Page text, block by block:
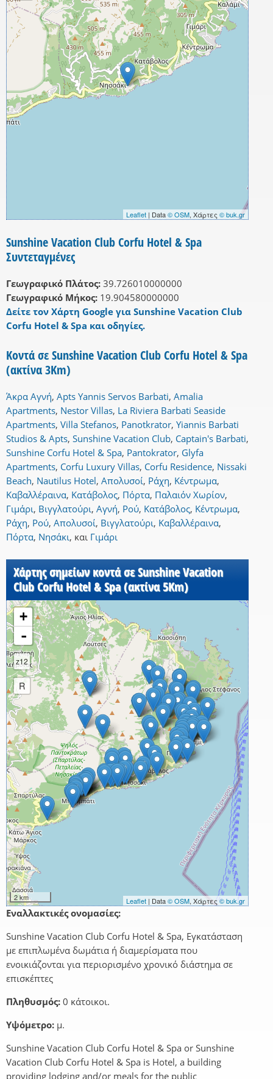
Leaflet | Data© OSM, Χάρτες © buk.gr
Sunshine Vacation Club Corfu Hotel & Spa
Συντεταγμένες
Γεωγραφικό Πλάτος: 39.726010000000
Γεωγραφικό Μήκος: 19.904580000000
Δείτε τον Χάρτη Google για Sunshine Vacation Club
Corfu Hotel & Spa και οδηγίες.
Κοντά σε Sunshine Vacation Club Corfu Hotel & Spa
(ακτίνα 3Km)
Άκρα Αγνή, Apts Yannis Servos Barbati, Amalia
Apartments, Nestor Villas, La Riviera Barbati Seaside
Apartments, Villa Stefanos, Panotkrator, Yiannis Barbati
Studios & Apts, Sunshine Vacation Club, Captain's Barbati,
Sunshine Corfu Hotel & Spa, Pantokrator, Glyfa
Apartments, Corfu Luxury Villas, Corfu Residence, Nissaki
Beach, Nautilus Hotel, Απολυσοί, Ράχη, Κέντρωμα,
Καβαλλέραινα, Κατάβολος, Πόρτα, Παλαιόν Χωρίον,
Γιμάρι, Βιγγλατούρι, Αγνή, Ρού, Κατάβολος, Κέντρωμα,
Ράχη, Ρού, Απολυσοί, Βιγγλατούρι, Καβαλλέραινα,
Πόρτα, Νησάκι, και Γιμάρι
Χάρτης σημείων κοντά σε Sunshine Vacation
Club Corfu Hotel & Spa (ακτίνα 5Km)
+
-
z12
R
2 km Leaflet | Data© OSM, Χάρτες© buk.gr
Εναλλακτικές ονομασίες:
Sunshine Vacation Club Corfu Hotel & Spa, Εγκατάσταση
με επιπλωμένα δωμάτια ή διαμερίσματα που
ενοικιάζονται για περιορισμένο χρονικό διάστημα σε
επισκέπτες
Πληθυσμός: 0 κάτοικοι.
Υψόμετρο: μ.
Sunshine Vacation Club Corfu Hotel & Spa or Sunshine
Vacation Club Corfu Hotel & Spa is Hotel, a building
providing lodging and/or meals for the public